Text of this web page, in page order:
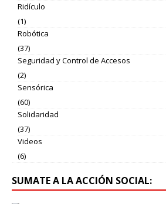
Ridículo
(1)
Robótica
(37)
Seguridad y Control de Accesos
(2)
Sensórica
(60)
Solidaridad
(37)
Videos
(6)
SUMATE A LA ACCIÓN SOCIAL: